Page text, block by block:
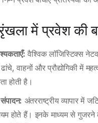
में प्रवेश की
वैश्विक लॉजिस्टिक्स
ढांचे, वाहनों और प्रौद्योगिकी में
होती है।
अंतरराष्ट्रीय व्यापार में
होते हैं। इनके माध्यम से गुजरने